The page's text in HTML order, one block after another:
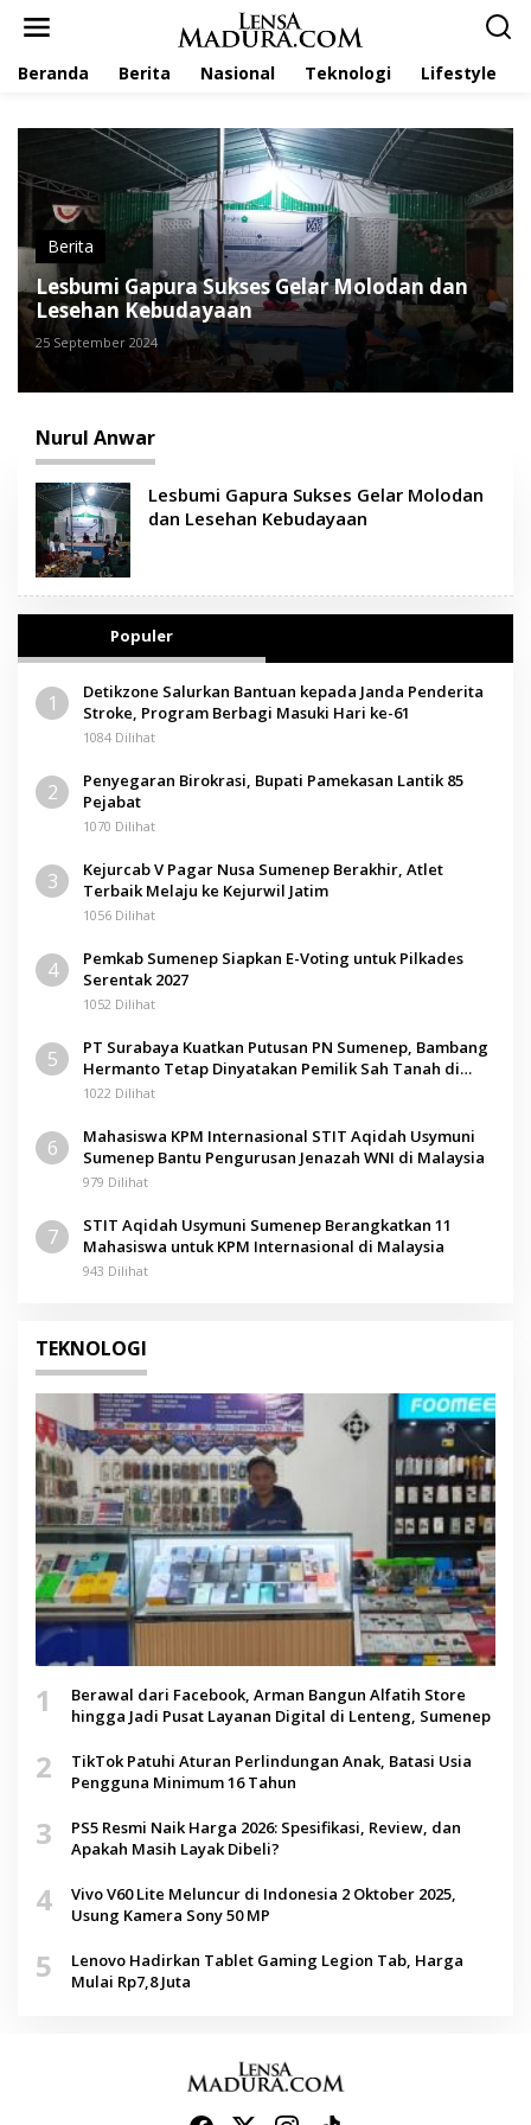
Beranda Berita Nasional Teknologi Lifestyle
Berita
Lesbumi Gapura Sukses Gelar Molodan dan
Lesehan Kebudayaan
25 September 2024
Nurul Anwar
Lesbumi Gapura Sukses Gelar Molodan
dan Lesehan Kebudayaan
Populer
1
Detikzone Salurkan Bantuan kepada Janda Penderita
Stroke, Program Berbagi Masuki Hari ke-61
1084 Dilihat
2
Penyegaran Birokrasi, Bupati Pamekasan Lantik 85
Pejabat
1070 Dilihat
3
Kejurcab V Pagar Nusa Sumenep Berakhir, Atlet
Terbaik Melaju ke Kejurwil Jatim
1056 Dilihat
4
Pemkab Sumenep Siapkan E-Voting untuk Pilkades
Serentak 2027
1052 Dilihat
5
PT Surabaya Kuatkan Putusan PN Sumenep, Bambang
Hermanto Tetap Dinyatakan Pemilik Sah Tanah di
Pamolokan
1022 Dilihat
6
Mahasiswa KPM Internasional STIT Aqidah Usymuni
Sumenep Bantu Pengurusan Jenazah WNI di Malaysia
979 Dilihat
7
STIT Aqidah Usymuni Sumenep Berangkatkan 11
Mahasiswa untuk KPM Internasional di Malaysia
943 Dilihat
TEKNOLOGI
1
Berawal dari Facebook, Arman Bangun Alfatih Store
hingga Jadi Pusat Layanan Digital di Lenteng, Sumenep
2
TikTok Patuhi Aturan Perlindungan Anak, Batasi Usia
Pengguna Minimum 16 Tahun
3
PS5 Resmi Naik Harga 2026: Spesifikasi, Review, dan
Apakah Masih Layak Dibeli?
4
Vivo V60 Lite Meluncur di Indonesia 2 Oktober 2025,
Usung Kamera Sony 50 MP
5
Lenovo Hadirkan Tablet Gaming Legion Tab, Harga
Mulai Rp7,8 Juta